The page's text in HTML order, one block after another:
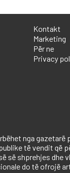
Kontakt
Marketing
Për ne
Privacy
nga
të vendit që
së shprehjes dhe
do të ofrojë